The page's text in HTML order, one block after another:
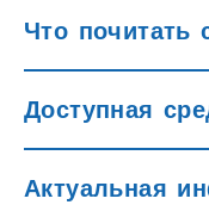
Что почитать
Доступная
Актуальная